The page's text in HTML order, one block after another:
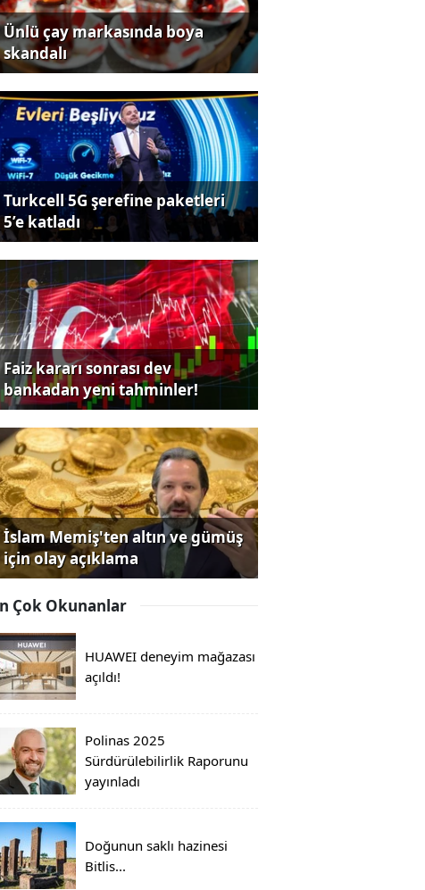
Ünlü çay markasında boya
skandalı
Turkcell 5G şerefine paketleri
5’e katladı
Faiz kararı sonrası dev
bankadan yeni tahminler!
İslam Memiş'ten altın ve gümüş
için olay açıklama
Çok Okunanlar
HUAWEI deneyim mağazası
açıldı!
Polinas 2025
Sürdürülebilirlik Raporunu
yayınladı
Doğunun saklı hazinesi
Bitlis...